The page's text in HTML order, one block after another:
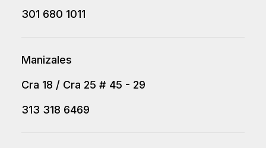
301 680 1011
Manizales
Cra 18 / Cra 25 # 45 - 29
313 318 6469